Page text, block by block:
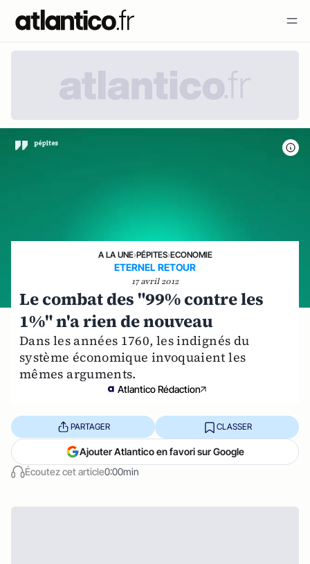
A LA UNE›PÉPITES›ECONOMIE
ETERNEL RETOUR
17 avril 2012
Le combat des "99% contre les
1%" n'a rien de nouveau
Dans les années 1760, les indignés du
système économique invoquaient les
mêmes arguments.
Atlantico Rédaction
Écoutez cet article0:00min
PARTAGER CLASSER
Ajouter Atlantico en favori sur Google